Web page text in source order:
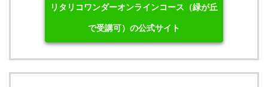
リタリコワンダーオンラインコース（緑が丘
で受講可）の公式サイト